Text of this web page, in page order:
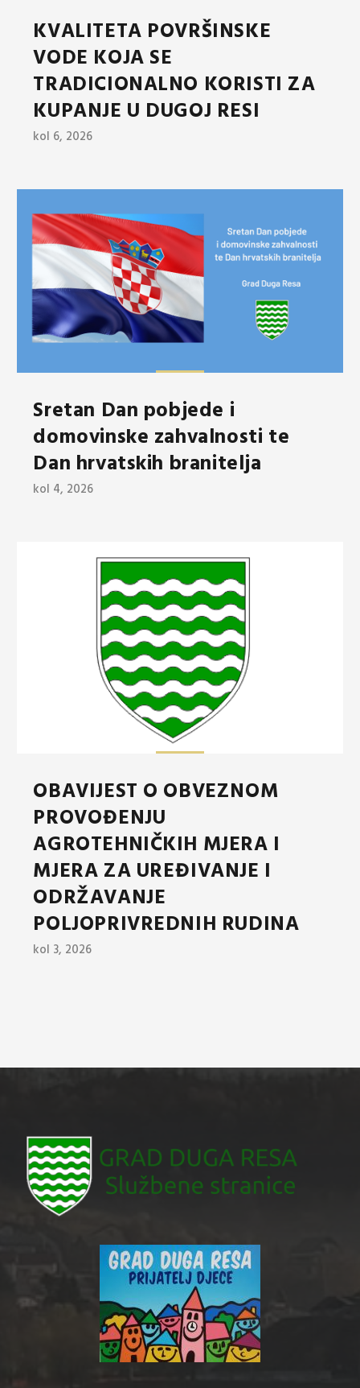
KVALITETA POVRŠINSKE
VODE KOJA SE
TRADICIONALNO KORISTI ZA
KUPANJE U DUGOJ RESI
kol 6, 2026
Sretan Dan pobjede i
domovinske zahvalnosti te
Dan hrvatskih branitelja
kol 4, 2026
OBAVIJEST O OBVEZNOM
PROVOĐENJU
AGROTEHNIČKIH MJERA I
MJERA ZA UREĐIVANJE I
ODRŽAVANJE
POLJOPRIVREDNIH RUDINA
kol 3, 2026